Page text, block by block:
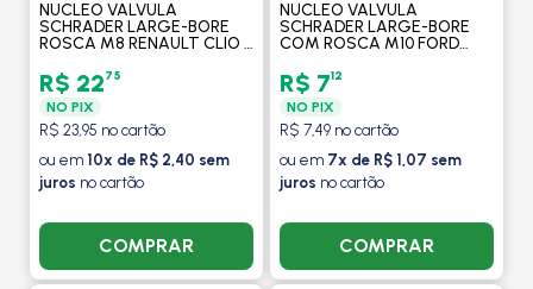
NUCLEO VALVULA
SCHRADER LARGE-BORE
ROSCA M8 RENAULT CLIO /
DIANTE - PROCOOLER
R$ 2275
NO PIX
R$ 23,95 no cartão
ou em 10x de R$ 2,40 sem
juros no cartão
COMPRAR
NUCLEO VALVULA
SCHRADER LARGE-BORE
COM ROSCA M10 FORD
PROCOOLER
R$ 712
NO PIX
R$ 7,49 no cartão
ou em 7x de R$ 1,07 sem
juros no cartão
COMPRAR